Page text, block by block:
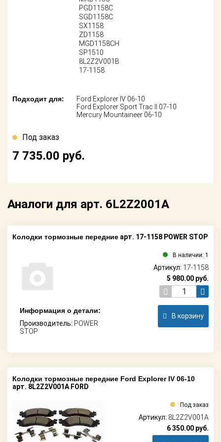
PGD1158C
SGD1158C
SX1158
ZD1158
MGD1158CH
SP1510
8L2Z2V001B
17-1158
Подходит для:
Ford Explorer IV 06-10
Ford Explorer Sport Trac II 07-10
Mercury Mountaineer 06-10
Под заказ
7 735.00 руб.
Аналоги для арт. 6L2Z2001A
Колодки тормозные передние Ford Explorer IV 06-10
арт. 8L2Z2V001A FORD
Под заказ
Артикул: 8L2Z2V001A
6 350.00 руб.
Колодки тормозные передние арт. 17-1158 POWER STOP
Информация о детали:
Производитель: POWER
STOP
В наличии: 1
Артикул: 17-1158
5 980.00 руб.
В корзину